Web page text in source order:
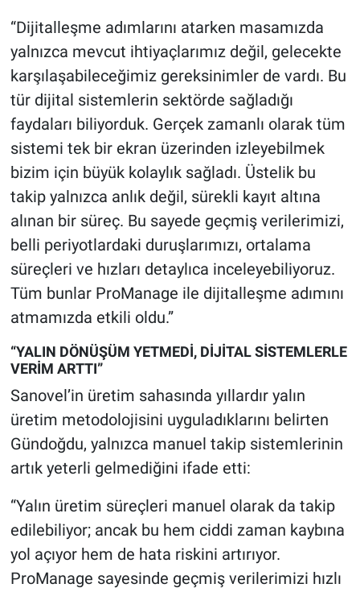
“Dijitalleşme adımlarını atarken masamızda
yalnızca mevcut ihtiyaçlarımız değil, gelecekte
karşılaşabileceğimiz gereksinimler de vardı. Bu
tür dijital sistemlerin sektörde sağladığı
faydaları biliyorduk. Gerçek zamanlı olarak tüm
sistemi tek bir ekran üzerinden izleyebilmek
bizim için büyük kolaylık sağladı. Üstelik bu
takip yalnızca anlık değil, sürekli kayıt altına
alınan bir süreç. Bu sayede geçmiş verilerimizi,
belli periyotlardaki duruşlarımızı, ortalama
süreçleri ve hızları detaylıca inceleyebiliyoruz.
Tüm bunlar ProManage ile dijitalleşme adımını
atmamızda etkili oldu.”
“YALIN DÖNÜŞÜM YETMEDİ, DİJİTAL SİSTEMLERLE
VERİM ARTTI”
Sanovel’in üretim sahasında yıllardır yalın
üretim metodolojisini uyguladıklarını belirten
Gündoğdu, yalnızca manuel takip sistemlerinin
artık yeterli gelmediğini ifade etti:
“Yalın üretim süreçleri manuel olarak da takip
edilebiliyor; ancak bu hem ciddi zaman kaybına
yol açıyor hem de hata riskini artırıyor.
ProManage sayesinde geçmiş verilerimizi hızlı